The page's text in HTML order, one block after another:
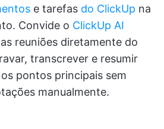
e tarefas do ClickUp na
Convide o ClickUp AI
reuniões diretamente do
transcrever e resumir
pontos principais sem
manualmente.